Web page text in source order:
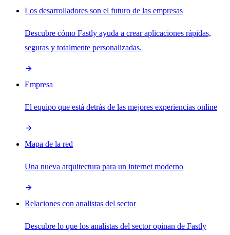
Los desarrolladores son el futuro de las empresas
Descubre cómo Fastly ayuda a crear aplicaciones rápidas,
seguras y totalmente personalizadas.
Empresa
El equipo que está detrás de las mejores experiencias online
Mapa de la red
Una nueva arquitectura para un internet moderno
Relaciones con analistas del sector
Descubre lo que los analistas del sector opinan de Fastly